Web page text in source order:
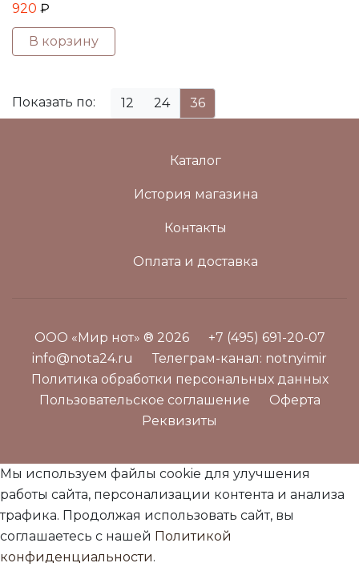
920 ₽
В корзину
Показать по: 12 24 36
Каталог
История магазина
Контакты
Оплата и доставка
ООО «Мир нот» ® 2026
+7 (495) 691-20-07
info@nota24.ru
Телеграм-канал: notnyimir
Политика обработки персональных данных
Пользовательское соглашение
Оферта
Реквизиты
Мы используем файлы cookie для улучшения
работы сайта, персонализации контента и анализа
трафика. Продолжая использовать сайт, вы
соглашаетесь с нашей Политикой
конфиденциальности.